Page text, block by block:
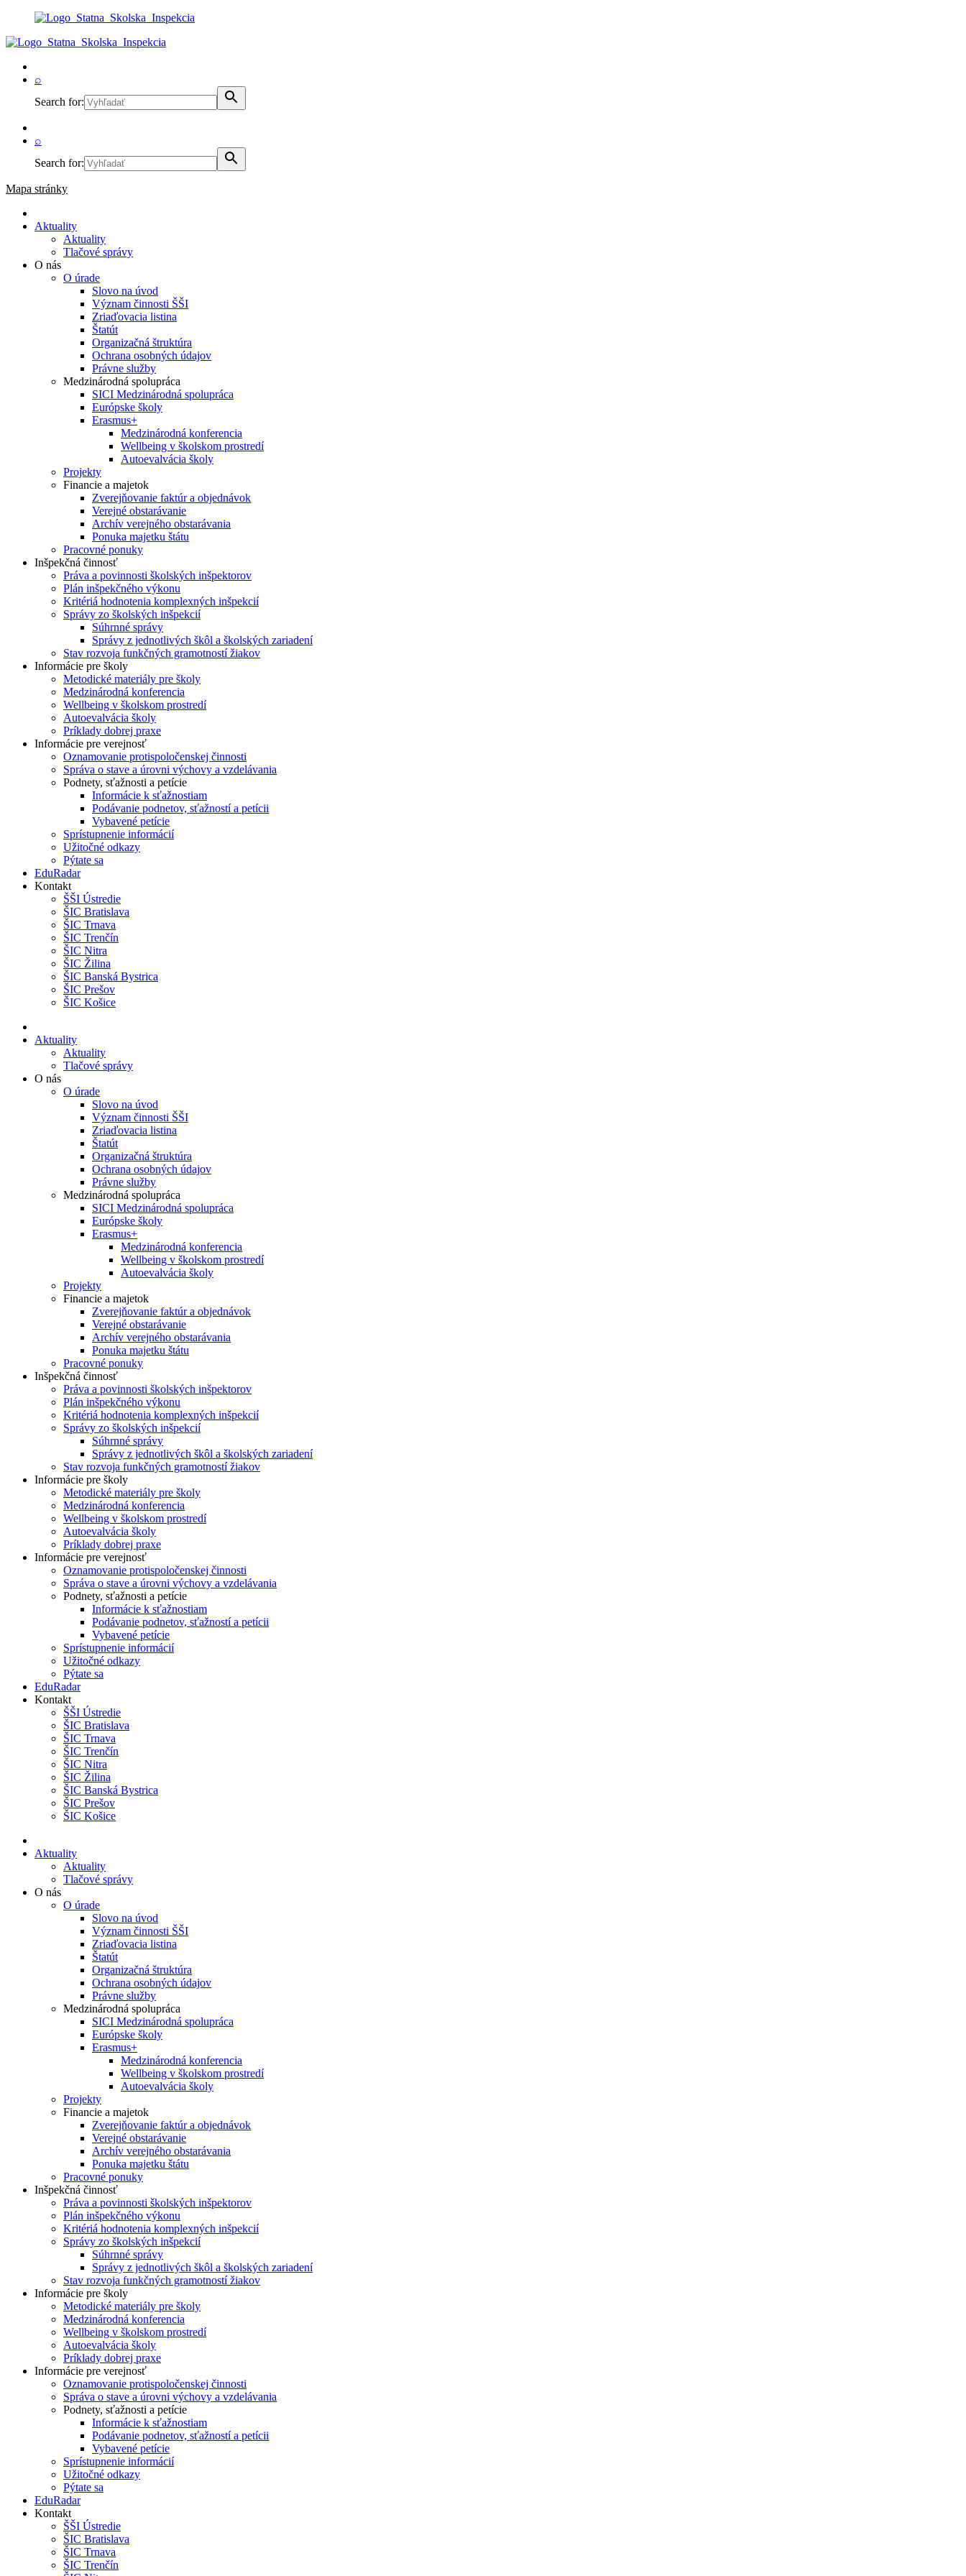
⌕
Search for:
⌕
Search for:
Mapa stránky
Aktuality
Aktuality
Tlačové správy
O nás
O úrade
Slovo na úvod
Význam činnosti ŠŠI
Zriaďovacia listina
Štatút
Organizačná štruktúra
Ochrana osobných údajov
Právne služby
Medzinárodná spolupráca
SICI Medzinárodná spolupráca
Európske školy
Erasmus+
Medzinárodná konferencia
Wellbeing v školskom prostredí
Autoevalvácia školy
Projekty
Financie a majetok
Zverejňovanie faktúr a objednávok
Verejné obstarávanie
Archív verejného obstarávania
Ponuka majetku štátu
Pracovné ponuky
Inšpekčná činnosť
Práva a povinnosti školských inšpektorov
Plán inšpekčného výkonu
Kritériá hodnotenia komplexných inšpekcií
Správy zo školských inšpekcií
Súhrnné správy
Správy z jednotlivých škôl a školských zariadení
Stav rozvoja funkčných gramotností žiakov
Informácie pre školy
Metodické materiály pre školy
Medzinárodná konferencia
Wellbeing v školskom prostredí
Autoevalvácia školy
Príklady dobrej praxe
Informácie pre verejnosť
Oznamovanie protispoločenskej činnosti
Správa o stave a úrovni výchovy a vzdelávania
Podnety, sťažnosti a petície
Informácie k sťažnostiam
Podávanie podnetov, sťažností a petícii
Vybavené petície
Sprístupnenie informácií
Užitočné odkazy
Pýtate sa
EduRadar
Kontakt
ŠŠI Ústredie
ŠIC Bratislava
ŠIC Trnava
ŠIC Trenčín
ŠIC Nitra
ŠIC Žilina
ŠIC Banská Bystrica
ŠIC Prešov
ŠIC Košice
Aktuality
Aktuality
Tlačové správy
O nás
O úrade
Slovo na úvod
Význam činnosti ŠŠI
Zriaďovacia listina
Štatút
Organizačná štruktúra
Ochrana osobných údajov
Právne služby
Medzinárodná spolupráca
SICI Medzinárodná spolupráca
Európske školy
Erasmus+
Medzinárodná konferencia
Wellbeing v školskom prostredí
Autoevalvácia školy
Projekty
Financie a majetok
Zverejňovanie faktúr a objednávok
Verejné obstarávanie
Archív verejného obstarávania
Ponuka majetku štátu
Pracovné ponuky
Inšpekčná činnosť
Práva a povinnosti školských inšpektorov
Plán inšpekčného výkonu
Kritériá hodnotenia komplexných inšpekcií
Správy zo školských inšpekcií
Súhrnné správy
Správy z jednotlivých škôl a školských zariadení
Stav rozvoja funkčných gramotností žiakov
Informácie pre školy
Metodické materiály pre školy
Medzinárodná konferencia
Wellbeing v školskom prostredí
Autoevalvácia školy
Príklady dobrej praxe
Informácie pre verejnosť
Oznamovanie protispoločenskej činnosti
Správa o stave a úrovni výchovy a vzdelávania
Podnety, sťažnosti a petície
Informácie k sťažnostiam
Podávanie podnetov, sťažností a petícii
Vybavené petície
Sprístupnenie informácií
Užitočné odkazy
Pýtate sa
EduRadar
Kontakt
ŠŠI Ústredie
ŠIC Bratislava
ŠIC Trnava
ŠIC Trenčín
ŠIC Nitra
ŠIC Žilina
ŠIC Banská Bystrica
ŠIC Prešov
ŠIC Košice
Aktuality
Aktuality
Tlačové správy
O nás
O úrade
Slovo na úvod
Význam činnosti ŠŠI
Zriaďovacia listina
Štatút
Organizačná štruktúra
Ochrana osobných údajov
Právne služby
Medzinárodná spolupráca
SICI Medzinárodná spolupráca
Európske školy
Erasmus+
Medzinárodná konferencia
Wellbeing v školskom prostredí
Autoevalvácia školy
Projekty
Financie a majetok
Zverejňovanie faktúr a objednávok
Verejné obstarávanie
Archív verejného obstarávania
Ponuka majetku štátu
Pracovné ponuky
Inšpekčná činnosť
Práva a povinnosti školských inšpektorov
Plán inšpekčného výkonu
Kritériá hodnotenia komplexných inšpekcií
Správy zo školských inšpekcií
Súhrnné správy
Správy z jednotlivých škôl a školských zariadení
Stav rozvoja funkčných gramotností žiakov
Informácie pre školy
Metodické materiály pre školy
Medzinárodná konferencia
Wellbeing v školskom prostredí
Autoevalvácia školy
Príklady dobrej praxe
Informácie pre verejnosť
Oznamovanie protispoločenskej činnosti
Správa o stave a úrovni výchovy a vzdelávania
Podnety, sťažnosti a petície
Informácie k sťažnostiam
Podávanie podnetov, sťažností a petícii
Vybavené petície
Sprístupnenie informácií
Užitočné odkazy
Pýtate sa
EduRadar
Kontakt
ŠŠI Ústredie
ŠIC Bratislava
ŠIC Trnava
ŠIC Trenčín